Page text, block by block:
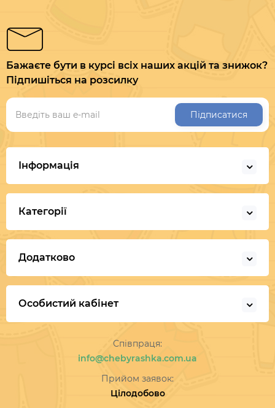
Бажаєте бути в курсі всіх наших акцій та знижок?
Підпишіться на розсилку
Підписатися
Інформація
Категорії
Додатково
Особистий кабінет
Співпраця:
info@chebyrashka.com.ua
Прийом заявок:
Цілодобово